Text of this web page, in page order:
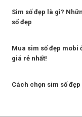
Sim số đẹp là gì?
số đẹp
Mua sim số đẹp mobi
giá rẻ nhất!
Cách chọn sim số